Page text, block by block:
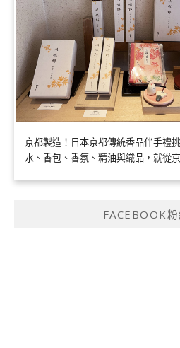
京都製造！日本京都傳統香品伴手禮
水、香包、香氛、精油與織品，就從
FACEBOOK